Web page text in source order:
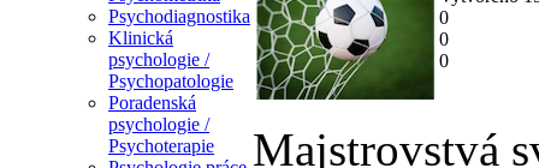
Psychodiagnostika
Klinická
psychologie /
Psychopatologie
Poradenská
psychologie /
Psychoterapie
0
0
0
Majstrovstvá